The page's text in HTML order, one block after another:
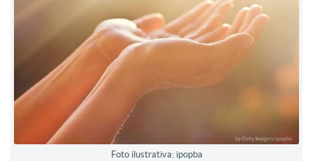
Foto ilustrativa: ipopba